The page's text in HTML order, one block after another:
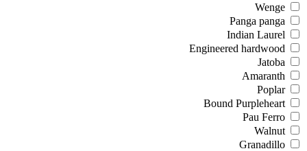
Wenge
Panga panga
Indian Laurel
Engineered hardwood
Jatoba
Amaranth
Poplar
Bound Purpleheart
Pau Ferro
Walnut
Granadillo